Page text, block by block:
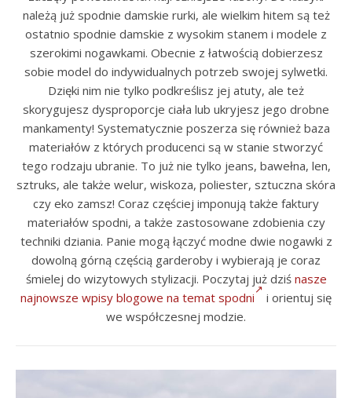
należą już spodnie damskie rurki, ale wielkim hitem są też
ostatnio spodnie damskie z wysokim stanem i modele z
szerokimi nogawkami. Obecnie z łatwością dobierzesz
sobie model do indywidualnych potrzeb swojej sylwetki.
Dzięki nim nie tylko podkreślisz jej atuty, ale też
skorygujesz dysproporcje ciała lub ukryjesz jego drobne
mankamenty! Systematycznie poszerza się również baza
materiałów z których producenci są w stanie stworzyć
tego rodzaju ubranie. To już nie tylko jeans, bawełna, len,
sztruks, ale także welur, wiskoza, poliester, sztuczna skóra
czy eko zamsz! Coraz częściej imponują także faktury
materiałów spodni, a także zastosowane zdobienia czy
techniki dziania. Panie mogą łączyć modne dwie nogawki z
dowolną górną częścią garderoby i wybierają je coraz
śmielej do wizytowych stylizacji. Poczytaj już dziś nasze
najnowsze wpisy blogowe na temat spodni
i orientuj się
we współczesnej modzie.